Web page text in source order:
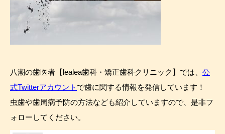
八潮の歯医者【lealea歯科・矯正歯科クリニック】では、 公
式Twitterアカウント で歯に関する情報を発信しています！
虫歯や歯周病予防の方法なども紹介していますので、是非フ
ォローしてください。